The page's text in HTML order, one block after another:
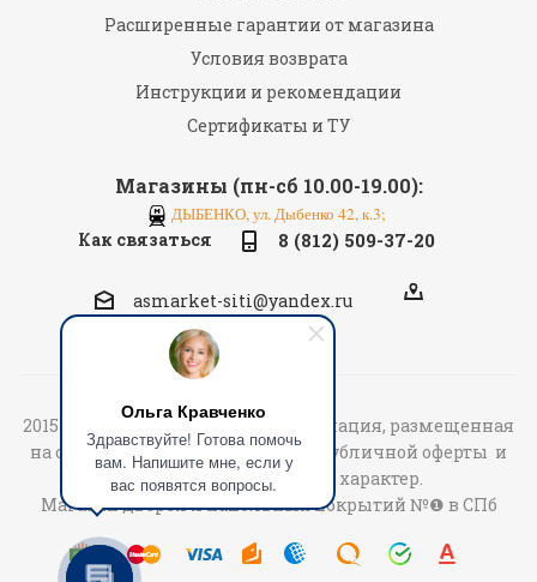
Ольга Кравченко
Здравствуйте! Готова помочь
вам. Напишите мне, если у
вас появятся вопросы.
Расширенные гарантии от магазина
Условия возврата
Инструкции и рекомендации
Сертификаты и ТУ
Магазины (пн-сб 10.00-19.00):
ДЫБЕНКО, ул. Дыбенко 42, к.3;
Как связаться 8 (812) 509-37-20
asmarket-siti@yandex.ru
2015-2026 «АСмаркет» © Вся информация, размещенная
на сайте не является договором публичной оферты и
носит информационный характер.
Магазин дверей и напольных покрытий №❶ в СПб